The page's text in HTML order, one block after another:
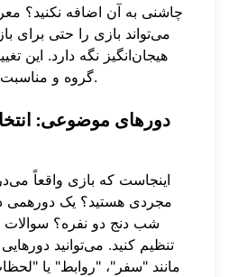
چاشنی به آن اضافه نکنید؟
می‌تواند بازی را حتی برای
هیجان‌انگیز نگه دارد. این
گروه و مناسبت خاص شما عالی هستند.
دورهای موضوعی:
اینجاست که بازی واقعاً
مجردی هستید؟ یک دورهمی
شب دنج دو نفره؟ سوالات
تنظیم کنید. می‌توانید
مانند "سفر"، "روابط" یا